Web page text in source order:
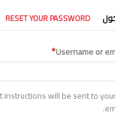
RESET YOUR PASSWORD
Username or
instructions will be sent to